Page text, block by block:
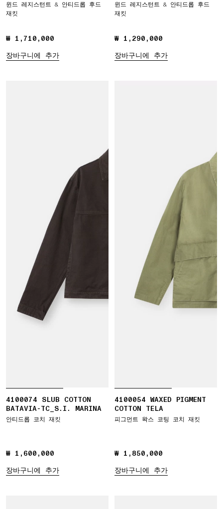
윈드 레지스턴트 & 안티드롭 후드
재킷
₩ 1,710,000
₩ 1,710,000
장바구니에 추가
윈드 레지스턴트 & 안티드롭 후드
재킷
₩ 1,290,000
₩ 1,290,000
장바구니에 추가
4100074 SLUB COTTON
BATAVIA-TC_S.I. MARINA
안티드롭 코치 재킷
₩ 1,600,000
₩ 1,600,000
장바구니에 추가
4100054 WAXED PIGMENT
COTTON TELA
피그먼트 왁스 코팅 코치 재킷
₩ 1,850,000
₩ 1,850,000
장바구니에 추가